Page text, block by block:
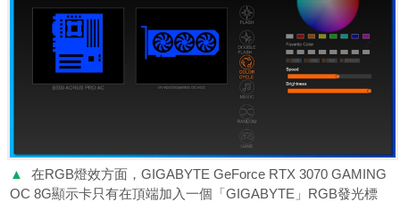
▲
在RGB燈效方面，GIGABYTE GeForce RTX 3070 GAMING
OC 8G顯示卡只有在頂端加入一個「GIGABYTE」RGB發光標